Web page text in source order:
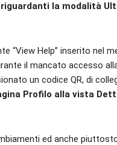
la modalità
“View Help” inserito nel
il mancato accesso
un codice QR, di
Profilo alla vista
ed anche